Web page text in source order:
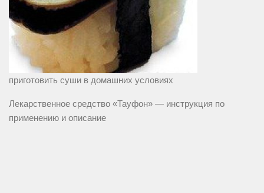
приготовить суши в домашних условиях
Лекарственное средство «Тауфон» — инструкция по
применению и описание